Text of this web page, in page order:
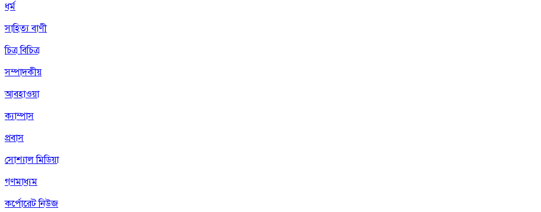
ধর্ম
সাহিত্য বাণী
চিত্র বিচিত্র
সম্পাদকীয়
আবহাওয়া
ক্যাম্পাস
প্রবাস
সোশ্যাল মিডিয়া
গণমাধ্যম
কর্পোরেট নিউজ